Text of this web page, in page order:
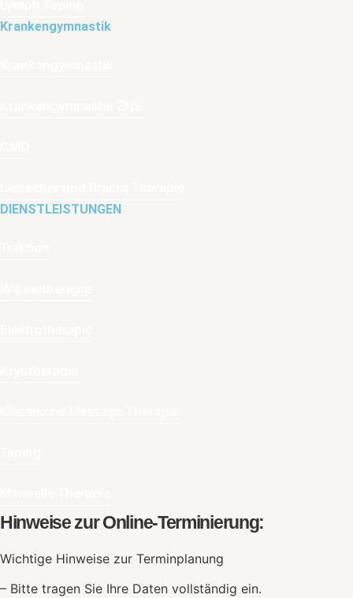
Krankengymnastik
DIENSTLEISTUNGEN
Hinweise zur Online-Terminierung:
Wichtige Hinweise zur Terminplanung
– Bitte tragen Sie Ihre Daten vollständig ein.